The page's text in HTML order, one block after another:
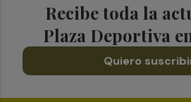
Recibe toda la
Plaza Deportiva
Quiero